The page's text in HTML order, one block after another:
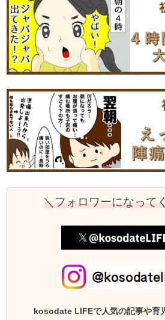
＼フォロワーになって
kosodate LIFEで人気の記事や育